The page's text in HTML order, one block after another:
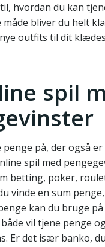
hvordan du kan
måde bliver du helt
outfits til dit
spil
penge på, der også
spil med
betting, poker,
vinde en sum
kan du bruge
vil tjene penge
Er det især banko,